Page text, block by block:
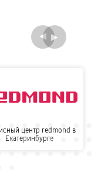
центр redmond в
Екатеринбурге